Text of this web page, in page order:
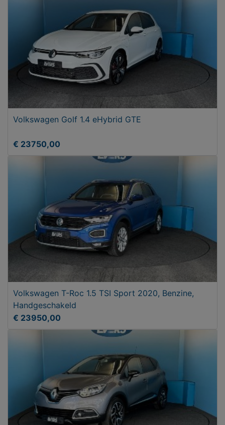
Volkswagen Golf 1.4 eHybrid GTE
€ 23750,00
Volkswagen T-Roc 1.5 TSI Sport 2020, Benzine,
Handgeschakeld
€ 23950,00